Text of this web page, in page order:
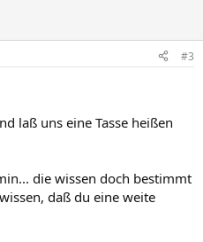
#3
laß uns eine Tasse heißen
die wissen doch bestimmt
daß du eine weite